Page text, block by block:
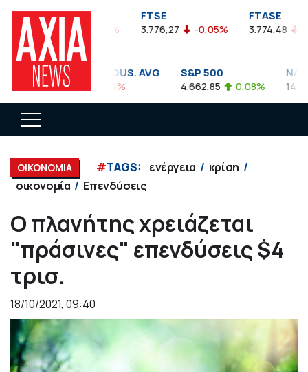
FTSEA
899,47 -0,04%
FTSE
3.776,27 -0,05%
FTASE
3.774,48 -
DOW JONES INDUS. AVG
35.911,81
S&P 500
4.662,85 0,08%
ΟΙΚΟΝΟΜΙΑ #TAGS: ενέργεια
κρίση
οικονομία
Επενδύσεις
Ο πλανήτης χρειάζεται
"πράσινες" επενδύσεις $4
τρισ.
18/10/2021, 09:40